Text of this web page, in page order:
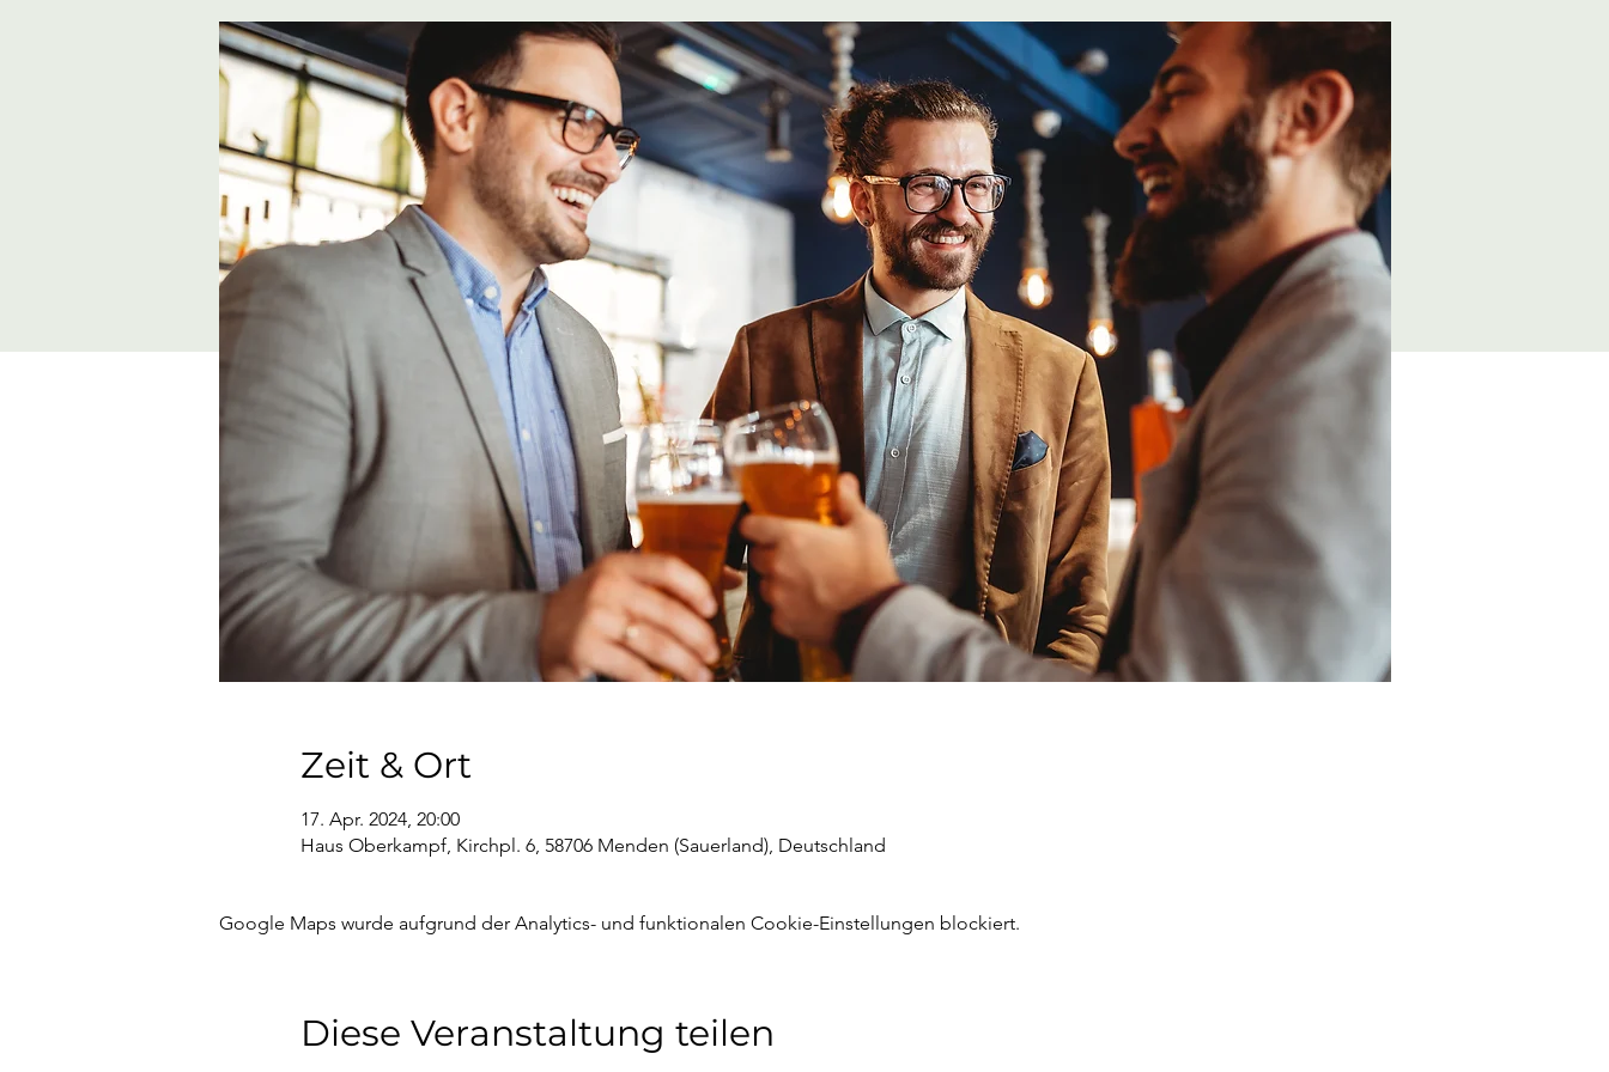
Zeit & Ort
17. Apr. 2024, 20:00
Haus Oberkampf, Kirchpl. 6, 58706 Menden (Sauerland), Deutschland
Google Maps wurde aufgrund der Analytics- und funktionalen Cookie-Einstellungen blockiert.
Diese Veranstaltung teilen